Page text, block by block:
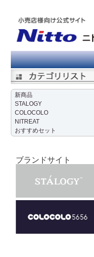
新商品
STALOGY
COLOCOLO
NITREAT
おすすめセット
ブランドサイト